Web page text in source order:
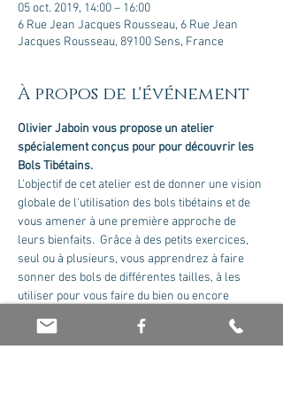
05 oct. 2019, 14:00 – 16:00
6 Rue Jean Jacques Rousseau, 6 Rue Jean
Jacques Rousseau, 89100 Sens, France
À propos de l'événement
Olivier Jaboin vous propose un atelier
spécialement conçus pour pour découvrir les
Bols Tibétains.
L'objectif de cet atelier est de donner une vision
globale de l'utilisation des bols tibétains et de
vous amener à une première approche de
leurs bienfaits.  Grâce à des petits exercices,
seul ou à plusieurs, vous apprendrez à faire
sonner des bols de différentes tailles, à les
utiliser pour vous faire du bien ou encore
savoir comment en choisir un en boutique ou
en salon.